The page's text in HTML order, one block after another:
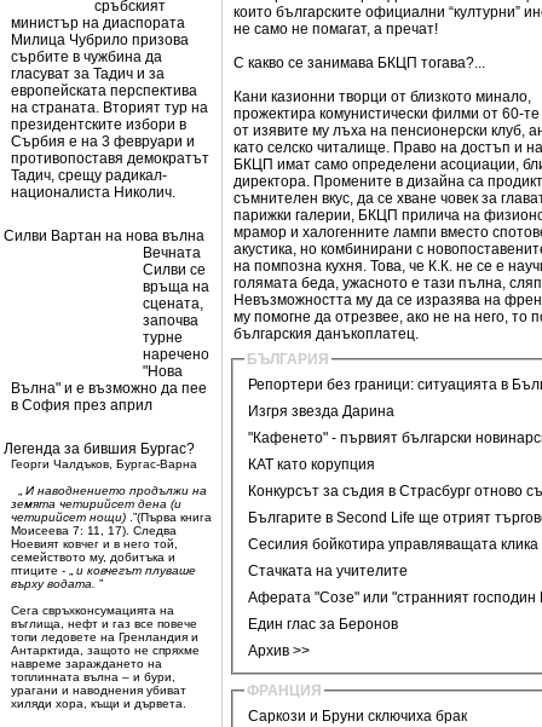
сръбският
министър на диаспората
Милица Чубрило призова
сърбите в чужбина да
гласуват за Тадич и за
европейската перспектива
на страната. Вторият тур на
президентските избори в
Сърбия е на 3 февруари и
противопоставя демократът
Тадич, срещу радикал-
националиста Николич.
Силви Вартан на нова вълна
Вечната
Силви се
връща на
сцената,
започва
турне
наречено
"Нова
Вълна" и е възможно да пее
в София през април
Легенда за бившия Бургас?
Георги Чалдъков, Бургас-Варна
И наводнението продължи на
земята четирийсет дена (и
четирийсет нощи) .”(Първа книга
Моисеева 7: 11, 17). Следва
Ноевият ковчег и в него той,
семейството му, добитъка и
птиците - „ и ковчегът плуваше
върху водата.
”
Сега свръхконсумацията на
въглища, нефт и газ все повече
топи ледовете на Гренландия и
Антарктида, защото не спряхме
навреме зараждането на
топлинната вълна – и бури,
урагани и наводнения убиват
хиляди хора, къщи и дървета.
които българските официални “културни”
не само не помагат, а пречат!
С какво се занимава БКЦП тогава?...
Кани казионни творци от близкото минало,
прожектира комунистически филми от 60-те
от изявите му лъха на пенсионерски клуб,
като селско читалище. Право на достъп и
БКЦП имат само определени асоциации,
директора. Промените в дизайна са
съмнителен вкус, да се хване човек за
парижки галерии, БКЦП прилича на
мрамор и халогенните лампи вместо
акустика, но комбинирани с
на помпозна кухня. Това, че К.К. не се е
голямата беда, ужасното е тази пълна,
Невъзможността му да се изразява на
му помогне да отрезвее, ако не на него, то
българския данъкоплатец.
БЪЛГАРИЯ
Репортери без граници: ситуацията в
Изгря звезда Дарина
"Кафенето" - първият български
КАТ като корупция
Конкурсът за съдия в Страсбург отново
Българите в Second Life ще отрият
Сесилия бойкотира управляващата
Стачката на учителите
Аферата "Созе" или "странният господин
Един глас за Беронов
Архив >>
ФРАНЦИЯ
Саркози и Бруни сключиха брак